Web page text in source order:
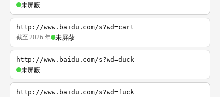
未屏蔽
http://www.baidu.com/s?wd=cart
截至 2026 年 未屏蔽
http://www.baidu.com/s?wd=duck
未屏蔽
http://www.baidu.com/s?wd=fuck